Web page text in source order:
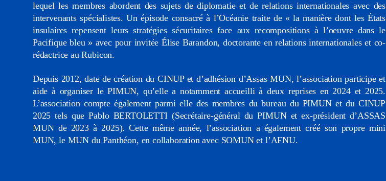
lequel les membres abordent des sujets de diplomatie et de relations internationales avec des
intervenants spécialistes. Un épisode consacré à l’Océanie traite de « la manière dont les États
insulaires repensent leurs stratégies sécuritaires face aux recompositions à l’oeuvre dans le
Pacifique bleu » avec pour invitée Élise Barandon, doctorante en relations internationales et co-
rédactrice au Rubicon.
Depuis 2012, date de création du CINUP et d’adhésion d’Assas MUN, l’association participe et
aide à organiser le PIMUN, qu’elle a notamment accueilli à deux reprises en 2024 et 2025.
L’association compte également parmi elle des membres du bureau du PIMUN et du CINUP
2025 tels que Pablo BERTOLETTI (Secrétaire-général du PIMUN et ex-président d’ASSAS
MUN de 2023 à 2025). Cette même année, l’association a également créé son propre mini
MUN, le MUN du Panthéon, en collaboration avec SOMUN et l’AFNU.